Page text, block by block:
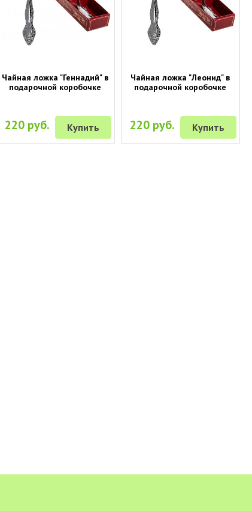
Чайная ложка "Геннадий" в
подарочной коробочке
220 руб. Купить
Чайная ложка "Леонид" в
подарочной коробочке
220 руб. Купить